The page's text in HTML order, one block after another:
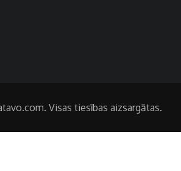
Visas tiesības aizsargātas.